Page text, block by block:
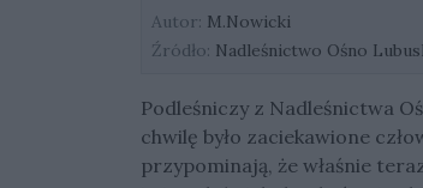
Autor: M.Nowicki
Źródło: Nadleśnictwo Ośno
Podleśniczy z Nadleśnictwa
chwilę było zaciekawione
przypominają, że właśnie